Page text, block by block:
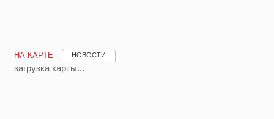
НА КАРТЕ НОВОСТИ
загрузка карты...